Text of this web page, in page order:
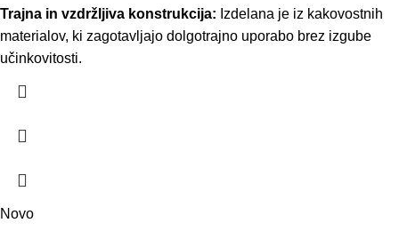
Trajna in vzdržljiva konstrukcija: Izdelana je iz kakovostnih
materialov, ki zagotavljajo dolgotrajno uporabo brez izgube
učinkovitosti.
Novo